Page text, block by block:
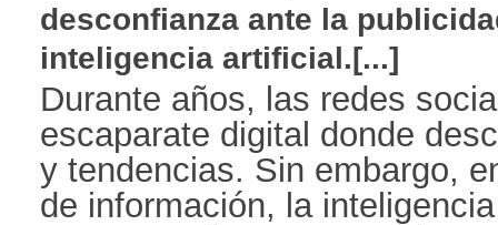
desconfianza ante la
inteligencia artificial.[...]
Durante años, las redes
escaparate digital donde
y tendencias. Sin embargo,
de información, la